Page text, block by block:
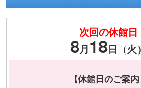
次回の休館日
8月18日（火）
【休館日のご案内